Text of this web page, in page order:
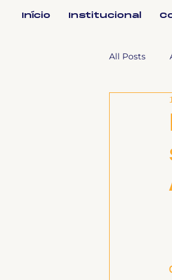
Início Institucional
All Posts